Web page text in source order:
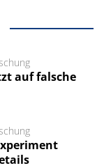
auf falsche